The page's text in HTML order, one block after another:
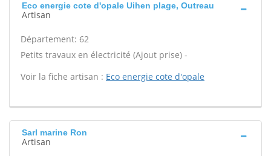
Eco energie cote d'opale Uihen plage, Outreau
Artisan
Département: 62
Petits travaux en électricité (Ajout prise) -
Voir la fiche artisan : Eco energie cote d'opale
Sarl marine Ron
Artisan